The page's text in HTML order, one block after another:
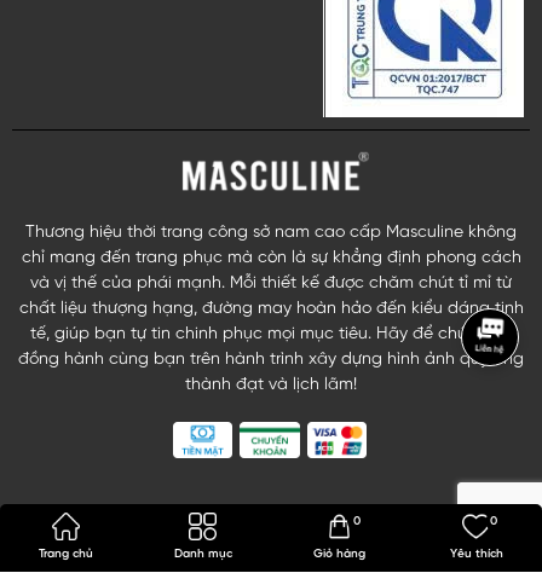
Thương hiệu thời trang công sở nam cao cấp Masculine không
chỉ mang đến trang phục mà còn là sự khẳng định phong cách
và vị thế của phái mạnh. Mỗi thiết kế được chăm chút tỉ mỉ từ
chất liệu thượng hạng, đường may hoàn hảo đến kiểu dáng tinh
tế, giúp bạn tự tin chinh phục mọi mục tiêu. Hãy để chúng tôi
đồng hành cùng bạn trên hành trình xây dựng hình ảnh quý ông
thành đạt và lịch lãm!
Trang chủ Danh mục Giỏ hàng
0
Yêu thích
0